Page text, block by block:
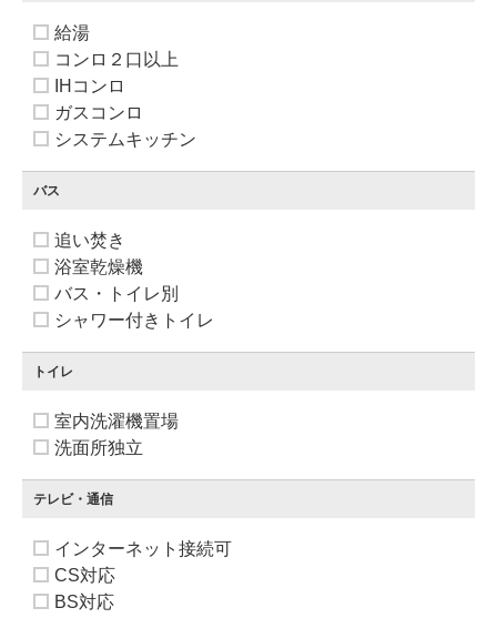
給湯
コンロ２口以上
IHコンロ
ガスコンロ
システムキッチン
バス
追い焚き
浴室乾燥機
バス・トイレ別
シャワー付きトイレ
トイレ
室内洗濯機置場
洗面所独立
テレビ・通信
インターネット接続可
CS対応
BS対応